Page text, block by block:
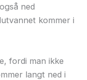
ned
kommer i
fordi man ikke
langt ned i